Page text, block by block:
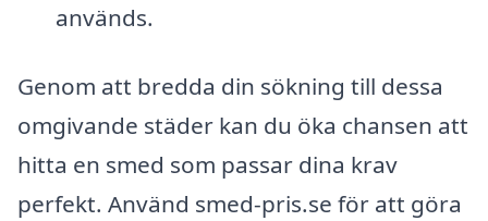
används.
Genom att bredda din sökning till dessa
omgivande städer kan du öka chansen att
hitta en smed som passar dina krav
perfekt. Använd smed-pris.se för att göra